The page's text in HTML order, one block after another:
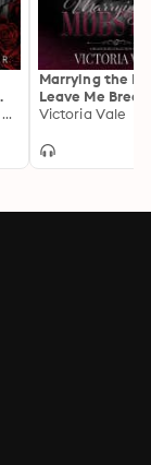
Catherine Wiltcher, Cora Kenborn
Marrying the
Leave Me
World
Victoria Vale